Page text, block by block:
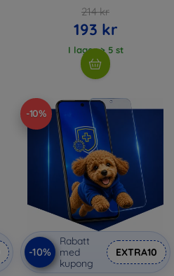
214 kr
193 kr
I lager > 5 st
-10%
-10%
Rabatt
med
kupong
EXTRA10